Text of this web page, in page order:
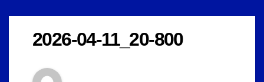
2026-04-11_20-800